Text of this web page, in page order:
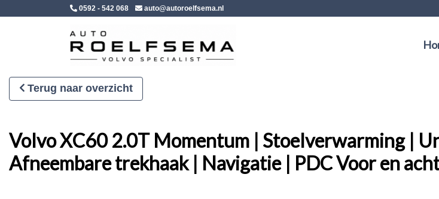
0592 - 542 068 auto@autoroelfsema.nl
Terug naar overzicht
Volvo XC60 2.0T Momentum | Stoelverwarming |
Afneembare trekhaak | Navigatie | PDC Voor en